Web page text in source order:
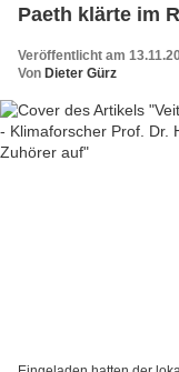
Paeth klärte im
Veröffentlicht am
Von Dieter Gürz